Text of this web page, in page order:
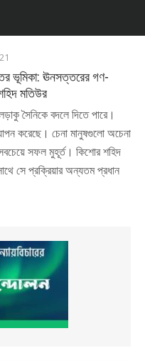
ভূমিকা: ঊনসত্তরের গণ-
মতিউর
সৈনিকে বদলে দিতে পারে।
করেছে। চেনা মানুষগুলো অচেনা
সফল মুহূর্ত। কিশোর শহিদ
সে প্রক্রিয়ার অন্যতম প্রধান